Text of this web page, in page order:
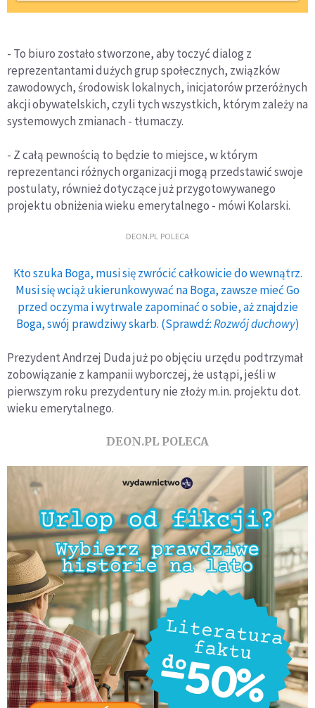
- To biuro zostało stworzone, aby toczyć dialog z
reprezentantami dużych grup społecznych, związków
zawodowych, środowisk lokalnych, inicjatorów przeróżnych
akcji obywatelskich, czyli tych wszystkich, którym zależy na
systemowych zmianach - tłumaczy.
- Z całą pewnością to będzie to miejsce, w którym
reprezentanci różnych organizacji mogą przedstawić swoje
postulaty, również dotyczące już przygotowywanego
projektu obniżenia wieku emerytalnego - mówi Kolarski.
DEON.PL POLECA
Kto szuka Boga, musi się zwrócić całkowicie do wewnątrz.
Musi się wciąż ukierunkowywać na Boga, zawsze mieć Go
przed oczyma i wytrwale zapominać o sobie, aż znajdzie
Boga, swój prawdziwy skarb. (Sprawdź:Rozwój duchowy)
Prezydent Andrzej Duda już po objęciu urzędu podtrzymał
zobowiązanie z kampanii wyborczej, że ustąpi, jeśli w
pierwszym roku prezydentury nie złoży m.in. projektu dot.
wieku emerytalnego.
DEON.PL POLECA